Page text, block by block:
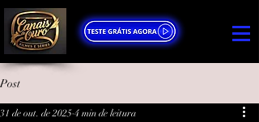
Post
31 de out. de 2025 4 min de leitura